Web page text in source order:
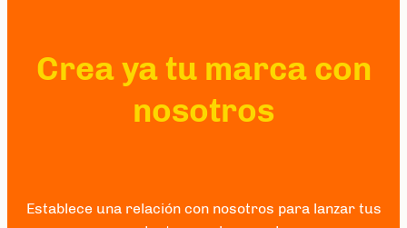
Crea ya tu marca con
nosotros
Establece una relación con nosotros para lanzar tus